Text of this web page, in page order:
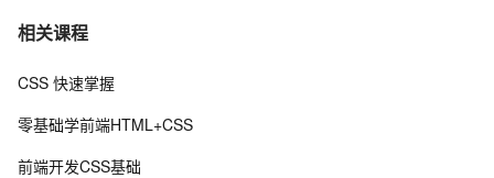
7 使用CSS实现 图片帧动画 与 曲线运动
8 【01】完成新年倒计时页面-蛇年新年快乐倒计时领取礼
html5+div+CSS+JavaScript-优雅草卓伊凡-做一条关于新
年的代码分享给你们-为了C站的分拼一下子
相关课程
CSS 快速掌握
零基础学前端HTML+CSS
前端开发CSS基础